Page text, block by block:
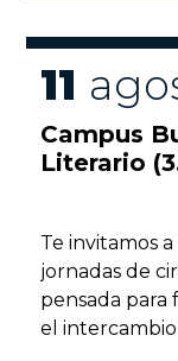
11
Campus
Literario
Te invitamos
jornadas de
pensada
el intercambio